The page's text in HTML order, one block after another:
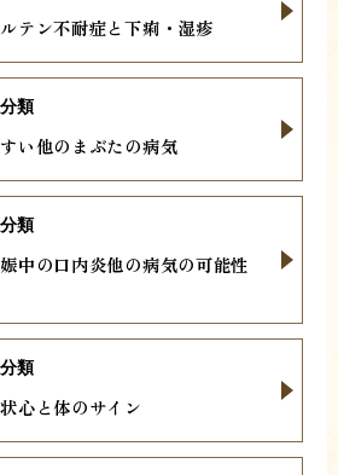
テン不耐症と下痢・湿疹
い他のまぶたの病気
類
中の口内炎他の病気の可能性
類
心と体のサイン
類